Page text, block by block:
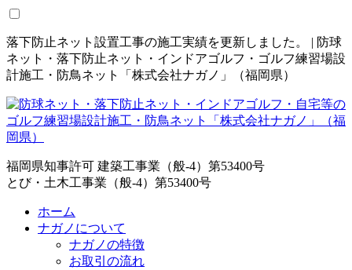
落下防止ネット設置工事の施工実績を更新しました。 | 防球
ネット・落下防止ネット・インドアゴルフ・ゴルフ練習場設
計施工・防鳥ネット「株式会社ナガノ」（福岡県）
福岡県知事許可 建築工事業（般-4）第53400号
とび・土木工事業（般-4）第53400号
ホーム
ナガノについて
ナガノの特徴
お取引の流れ